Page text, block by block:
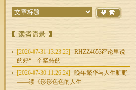
[2026-07-31 13:23:23]
RHZZ4653评论里说
的好“一个坚持的
[2026-07-30 11:26:24]
晚年繁华与人生旷野
——读《形形色色的人生